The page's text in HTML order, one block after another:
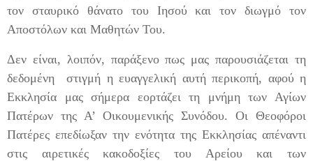
τον σταυρικό θάνατο του Ιησού και τον διωγμό τον
Αποστόλων και Μαθητών Του.
Δεν είναι, λοιπόν, παράξενο πως μας παρουσιάζεται τη
δεδομένη στιγμή η ευαγγελική αυτή περικοπή, αφού η
Εκκλησία μας σήμερα εορτάζει τη μνήμη των Αγίων
Πατέρων της Α’ Οικουμενικής Συνόδου. Οι Θεοφόροι
Πατέρες επεδίωξαν την ενότητα της Εκκλησίας απέναντι
στις αιρετικές κακοδοξίες του Αρείου και των